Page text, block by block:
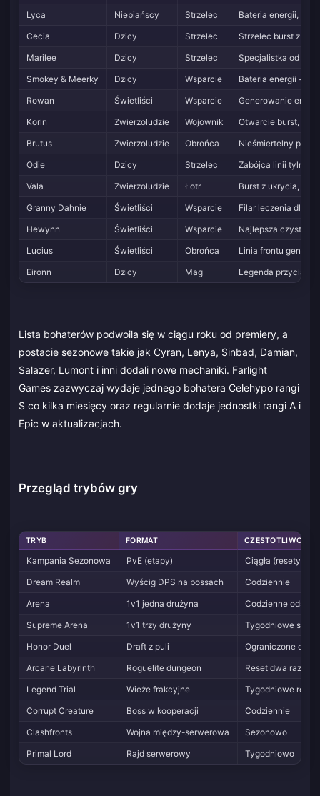
Lyca
Niebiańscy Strzelec
Bateria energii,
Cecia
Dzicy Strzelec
Strzelec burst z
Marilee
Dzicy Strzelec
Specjalistka od
Smokey & Meerky
Dzicy Wsparcie
Bateria energii +
Rowan
Świetliści Wsparcie
Generowanie
Korin
Zwierzoludzie Wojownik
Otwarcie burst,
Brutus
Zwierzoludzie Obrońca
Nieśmiertelny
Odie
Dzicy Strzelec
Zabójca linii tylnej,
Vala
Zwierzoludzie Łotr
Burst z ukrycia,
Granny Dahnie
Świetliści Wsparcie
Filar leczenia dla
Hewynn
Świetliści Wsparcie
Najlepsza czysta
Lucius
Świetliści Obrońca
Linia frontu
Eironn
Dzicy Mag Legenda
Lista bohaterów podwoiła się w ciągu roku od premiery, a
postacie sezonowe takie jak Cyran, Lenya, Sinbad, Damian,
Salazer, Lumont i inni dodali nowe mechaniki. Farlight
Games zazwyczaj wydaje jednego bohatera Celehypo rangi
S co kilka miesięcy oraz regularnie dodaje jednostki rangi A i
Epic w aktualizacjach.
Przegląd trybów gry
TRYB FORMAT CZĘSTOTLIWOŚĆ
Kampania Sezonowa PvE (etapy)
Ciągła (resety
Dream Realm
Wyścig DPS na bossach
Codziennie
Arena
1v1 jedna drużyna
Codzienne
Supreme Arena
1v1 trzy drużyny
Tygodniowe
Honor Duel
Draft z puli
Ograniczone okna
Arcane Labyrinth
Roguelite dungeon
Reset dwa razy w
Legend Trial
Wieże frakcyjne
Tygodniowe
Corrupt Creature
Boss w kooperacji
Codziennie
Clashfronts
Wojna między-serwerowa
Sezonowo
Primal Lord
Rajd serwerowy Tygodniowo